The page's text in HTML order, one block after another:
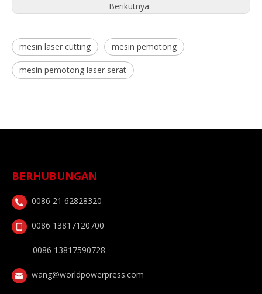
Berikutnya:
mesin laser cutting mesin pemotong
mesin pemotong laser serat
BERHUBUNGAN
0086 21 62828320
0086 13817120700
0086 13817590728
wang@worldpowerpress.com